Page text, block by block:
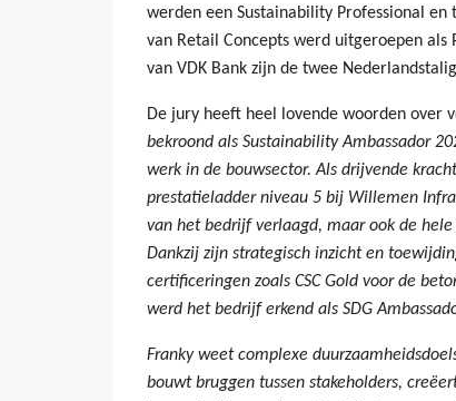
werden een Sustainability Professional en
van Retail Concepts werd uitgeroepen als
van VDK Bank zijn de twee
De jury heeft heel lovende woorden over
bekroond als Sustainability Ambassador
werk in de bouwsector. Als drijvende
prestatieladder niveau 5 bij Willemen
van het bedrijf verlaagd, maar ook de
Dankzij zijn strategisch inzicht en
certificeringen zoals CSC Gold voor de
werd het bedrijf erkend als SDG
Franky weet complexe
bouwt bruggen tussen stakeholders,